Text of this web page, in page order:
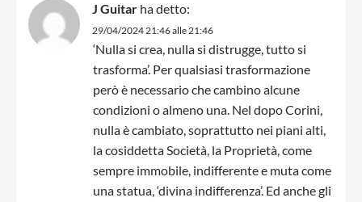
J Guitar ha detto:
29/04/2024 21:46 alle 21:46
‘Nulla si crea, nulla si distrugge, tutto si
trasforma’. Per qualsiasi trasformazione
però è necessario che cambino alcune
condizioni o almeno una. Nel dopo Corini,
nulla è cambiato, soprattutto nei piani alti,
la cosiddetta Società, la Proprietà, come
sempre immobile, indifferente e muta come
una statua, ‘divina indifferenza’. Ed anche gli